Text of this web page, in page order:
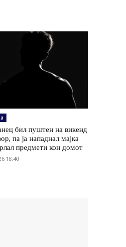
бил пуштен на викенд
па ја нападнал мајка
предмети кон домот
18:40